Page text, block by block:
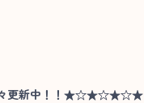
々更新中！！★☆★☆★☆★